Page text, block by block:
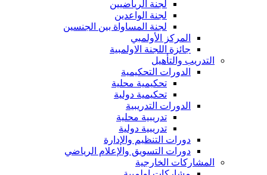
لجنة الرياضيين
لجنة الواعدين
لجنة المساواة بين الجنسين
المركز الأولمبي
جائزة اللجنة الاولمبية
التدريب والتأهيل
الدورات التحكيمية
تحكيمية محلية
تحكيمية دولية
الدورات التدريبية
تدريبية محلية
تدريبية دولية
دورات التنظيم والإدارة
دورات التسويق والإعلام الرياضي
المشاركات الخارجية